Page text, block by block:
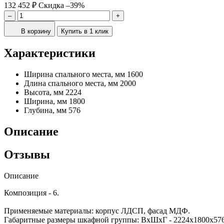
132 452 ₽ Скидка –39%
– +
В корзину Купить в 1 клик
Характеристики
Ширина спального места, мм 1600
Длина спального места, мм 2000
Высота, мм 2224
Ширина, мм 1800
Глубина, мм 576
Описание
Отзывы
Описание
Композиция - 6.
Применяемые материалы: корпус ЛДСП, фасад МДФ.
Габаритные размеры шкафной группы: ВхШхГ -